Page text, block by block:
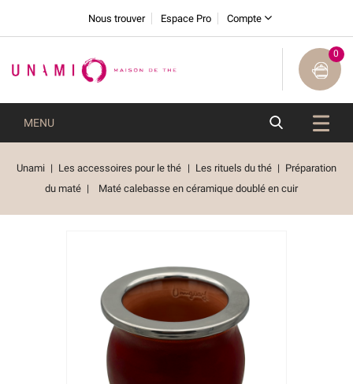
Nous trouver Espace Pro Compte
0
MENU
Unami Les accessoires pour le thé Les rituels du thé
Préparation
du maté
Maté calebasse en céramique doublé en cuir